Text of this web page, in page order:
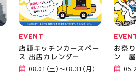
EVENT
店頭キッチンカースペー
ス 出店カレンダー
08.01（土）～08.31（月）
お祭
ン 屋